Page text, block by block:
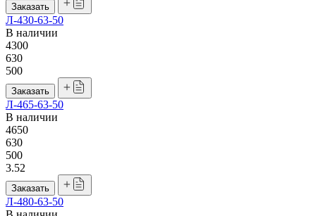
Заказать
Л-430-63-50
В наличии
4300
630
500
Заказать
Л-465-63-50
В наличии
4650
630
500
3.52
Заказать
Л-480-63-50